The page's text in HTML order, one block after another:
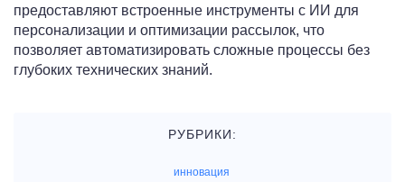
предоставляют встроенные инструменты с ИИ для
персонализации и оптимизации рассылок, что
позволяет автоматизировать сложные процессы без
глубоких технических знаний.
РУБРИКИ:
инновация